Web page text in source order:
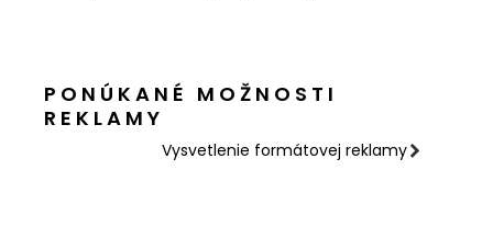
PONÚKANÉ MOŽNOSTI
REKLAMY
Vysvetlenie formátovej reklamy